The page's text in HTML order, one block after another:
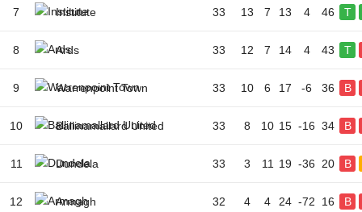
7 Institute 33 13 7 13 4 46 T
8 Ards 33 12 7 14 4 43 T
9 Warrenpoint Town 33 10 6 17 -6 36 B
10 Ballinamallard United 33 8 10 15 -16 34 B
11 Dundela 33 3 11 19 -36 20 B
12 Armagh 32 4 4 24 -72 16 B